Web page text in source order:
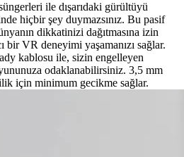
ile dışarıdaki gürültüyü
hiçbir şey duymazsınız. Bu pasif
dikkatinizi dağıtmasına izin
bir VR deneyimi yaşamanızı sağlar.
kablosu ile, sizin engelleyen
odaklanabilirsiniz. 3,5 mm
için minimum gecikme sağlar.